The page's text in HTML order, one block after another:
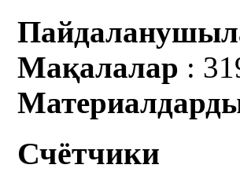
Мақалалар :
Счётчики